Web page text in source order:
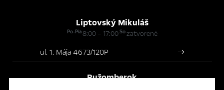
Liptovský Mikuláš
Po-Pia8:00 – 17:00Sozatvorené
ul. 1. Mája 4673/120P
Ružomberok